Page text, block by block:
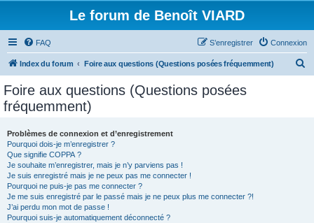
Le forum de Benoît VIARD
FAQ Connexion
S’enregistrer
Index du forum Foire aux questions (Questions posées fréquemment)
Foire aux questions (Questions posées
fréquemment)
Problèmes de connexion et d’enregistrement
Pourquoi dois-je m’enregistrer ?
Que signifie COPPA ?
Je souhaite m’enregistrer, mais je n’y parviens pas !
Je suis enregistré mais je ne peux pas me connecter !
Pourquoi ne puis-je pas me connecter ?
Je me suis enregistré par le passé mais je ne peux plus me connecter ?!
J’ai perdu mon mot de passe !
Pourquoi suis-je automatiquement déconnecté ?